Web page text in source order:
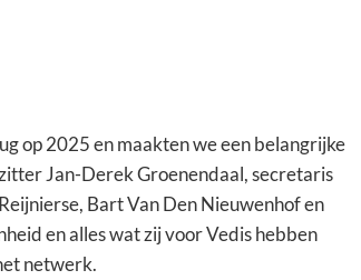
op 2025 en maakten we een belangrijke
Jan-Derek Groenendaal, secretaris
Bart Van Den Nieuwenhof en
en alles wat zij voor Vedis hebben
netwerk.